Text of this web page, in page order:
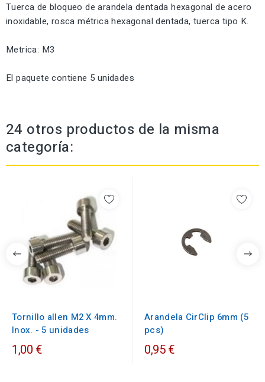
Tuerca de bloqueo de arandela dentada hexagonal de acero
inoxidable, rosca métrica hexagonal dentada, tuerca tipo K.
Metrica: M3
El paquete contiene 5 unidades
24 otros productos de la misma
categoría:
Tornillo allen M2 X 4mm.
Inox. - 5 unidades
1,00 €
Arandela CirClip 6mm (5
pcs)
0,95 €